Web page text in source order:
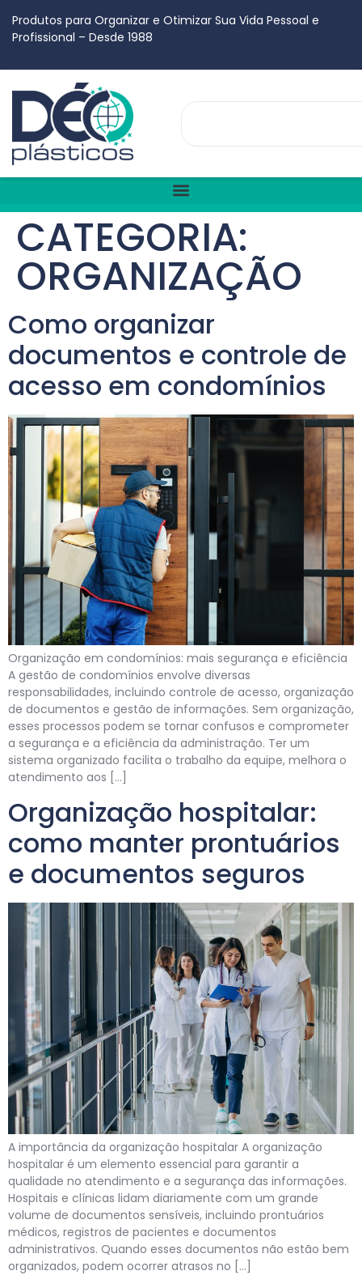
Produtos para Organizar e Otimizar Sua Vida Pessoal e
Profissional – Desde 1988
CATEGORIA:
ORGANIZAÇÃO
Como organizar
documentos e controle de
acesso em condomínios
Organização em condomínios: mais segurança e eficiência
A gestão de condomínios envolve diversas
responsabilidades, incluindo controle de acesso, organização
de documentos e gestão de informações. Sem organização,
esses processos podem se tornar confusos e comprometer
a segurança e a eficiência da administração. Ter um
sistema organizado facilita o trabalho da equipe, melhora o
atendimento aos […]
Organização hospitalar:
como manter prontuários
e documentos seguros
A importância da organização hospitalar A organização
hospitalar é um elemento essencial para garantir a
qualidade no atendimento e a segurança das informações.
Hospitais e clínicas lidam diariamente com um grande
volume de documentos sensíveis, incluindo prontuários
médicos, registros de pacientes e documentos
administrativos. Quando esses documentos não estão bem
organizados, podem ocorrer atrasos no […]